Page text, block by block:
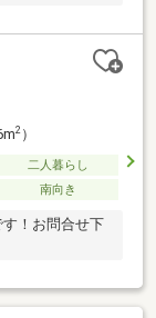
2）
二人暮らし
南向き
す！お問合せ下